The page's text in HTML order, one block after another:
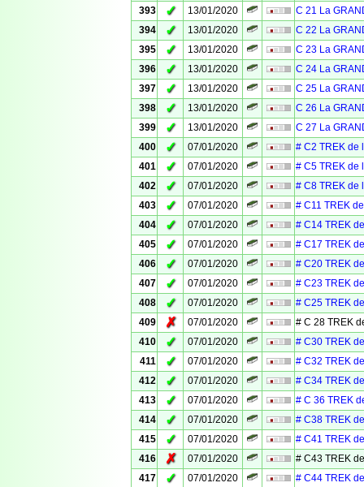
393
✓ 13/01/2020
C 21 La
394
✓ 13/01/2020
C 22 La
395
✓ 13/01/2020
C 23 La
396
✓ 13/01/2020
C 24 La
397
✓ 13/01/2020
C 25 La
398
✓ 13/01/2020
C 26 La
399
✓ 13/01/2020
C 27 La
400
✓ 07/01/2020
# C2 TREK de
401
✓ 07/01/2020
# C5 TREK de
402
✓ 07/01/2020
# C8 TREK de
403
✓ 07/01/2020
# C11 TREK
404
✓ 07/01/2020
# C14 TREK
405
✓ 07/01/2020
# C17 TREK
406
✓ 07/01/2020
# C20 TREK
407
✓ 07/01/2020
# C23 TREK
408
✓ 07/01/2020
# C25 TREK
409
✗ 07/01/2020
# C 28 TREK
410
✓ 07/01/2020
# C30 TREK
411
✓ 07/01/2020
# C32 TREK
412
✓ 07/01/2020
# C34 TREK
413
✓ 07/01/2020
# C 36 TREK
414
✓ 07/01/2020
# C38 TREK
415
✓ 07/01/2020
# C41 TREK
416
✗ 07/01/2020
# C43 TREK
417
✓ 07/01/2020
# C44 TREK